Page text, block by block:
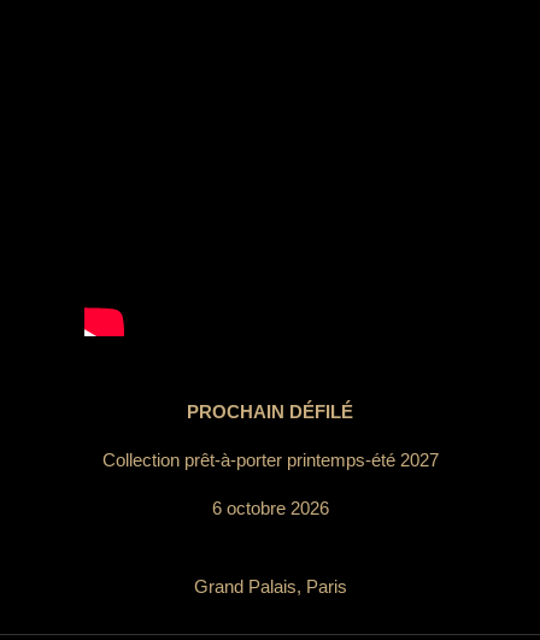
PROCHAIN DÉFILÉ
Collection prêt-à-porter printemps-été 2027
6 octobre 2026
Grand Palais, Paris